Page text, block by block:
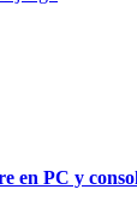
en PC y